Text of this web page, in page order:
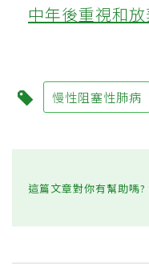
中年後重視和
慢性阻塞性肺病
這篇文章對你有幫助嗎?